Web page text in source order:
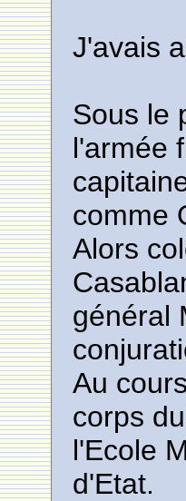
J'avais
Sous le
l'armée
comme
Alors
général
Au
corps
l'Ecole
d'Etat.